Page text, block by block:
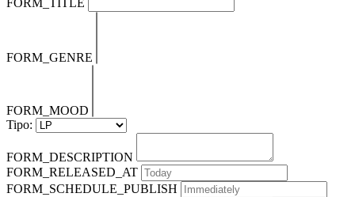
FORM_TITLE
FORM_GENRE
FORM_MOOD
Tipo:
FORM_DESCRIPTION
FORM_RELEASED_AT
FORM_SCHEDULE_PUBLISH